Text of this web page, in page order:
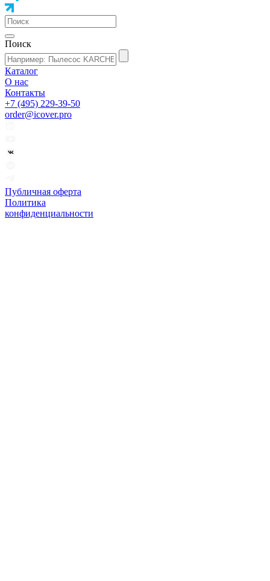
Поиск
Каталог
О нас
Контакты
+7 (495) 229-39-50
order@icover.pro
Публичная оферта
Политика
конфиденциальности